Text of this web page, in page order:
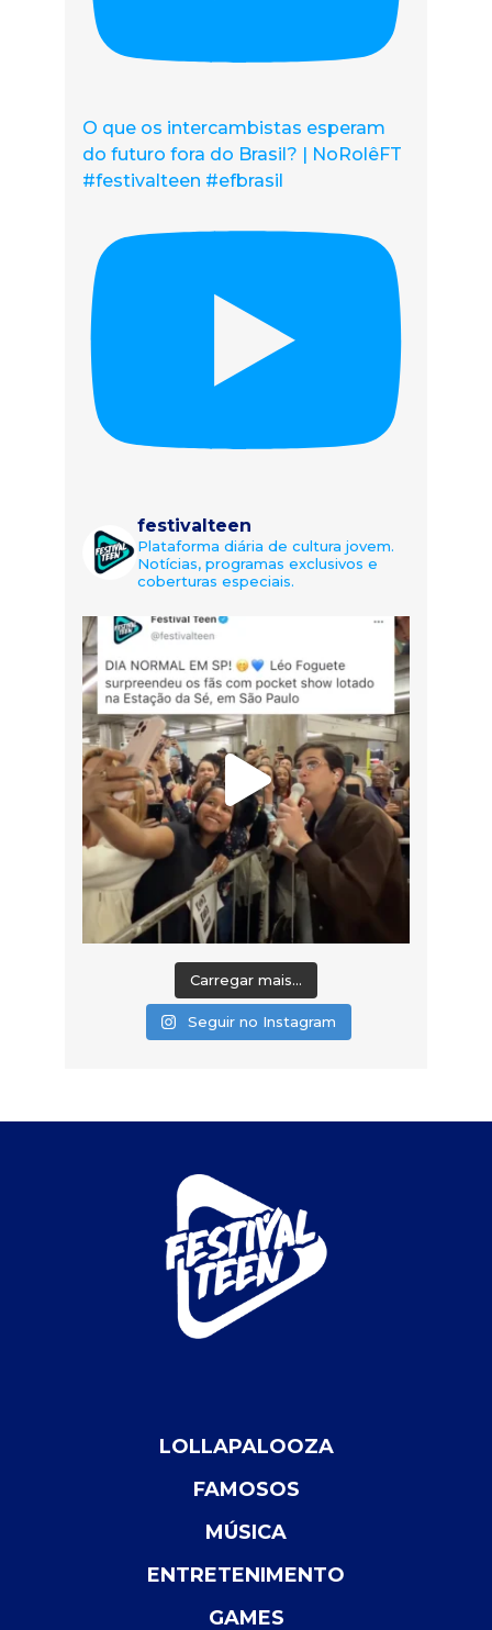
O que os intercambistas esperam
do futuro fora do Brasil? | NoRolêFT
#festivalteen #efbrasil
festivalteen
Plataforma diária de cultura jovem.
Notícias, programas exclusivos e
coberturas especiais.
Carregar mais...
Seguir no Instagram
LOLLAPALOOZA
FAMOSOS
MÚSICA
ENTRETENIMENTO
GAMES